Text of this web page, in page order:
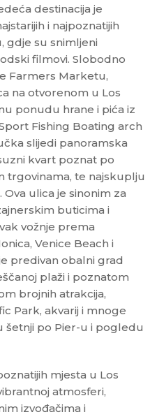
destinacija je
i najpoznatijih
gdje su snimljeni
filmovi. Slobodno
Farmers Marketu,
na otvorenom u Los
ponudu hrane i pića iz
Fishing Boating arch
slijedi panoramska
kvart poznat po
trgovinama, te najskuplju
ulica je sinonim za
buticima i
vožnje prema
Venice Beach i
predivan obalni grad
plaži i poznatom
brojnih atrakcija,
Park, akvarij i mnoge
šetnji po Pier-u i pogledu
mjesta u Los
atmosferi,
izvođačima i